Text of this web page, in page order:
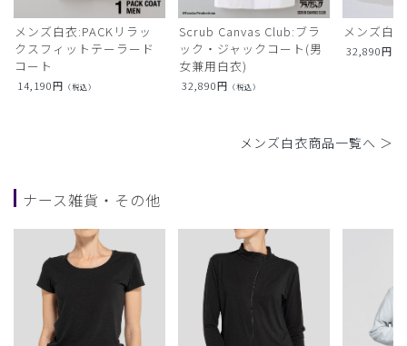
メンズ白衣:PACKリラッ
クスフィットテーラード
コート
14,190円 （税込）
Scrub Canvas Club:ブラ
ック・ジャックコート(男
女兼用白衣)
32,890円 （税込）
メンズ白
32,890円
メンズ白衣商品一覧へ ＞
ナース雑貨・その他